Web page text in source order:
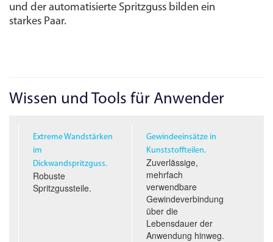
und der automatisierte Spritzguss bilden ein
starkes Paar.
Wissen und Tools für Anwender
Extreme Wandstärken
im
Dickwandspritzguss.
Robuste
Spritzgussteile.
Gewindeeinsätze in
Kunststoffteilen.
Zuverlässige,
mehrfach
verwendbare
Gewindeverbindung
über die
Lebensdauer der
Anwendung hinweg.